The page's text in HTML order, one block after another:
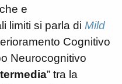
e
limiti si parla di Mild
Cognitivo
Neurocognitivo
” tra la